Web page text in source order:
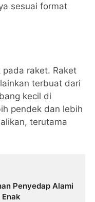
sesuai format
raket. Raket
terbuat dari
kecil di
pendek dan lebih
terutama
Penyedap Alami